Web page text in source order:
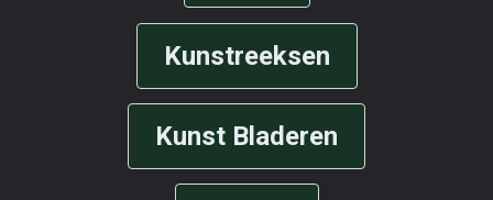
Kunstreeksen
Kunst Bladeren